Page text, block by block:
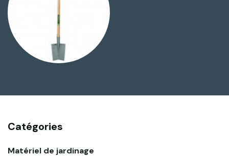
Catégories
Matériel de jardinage